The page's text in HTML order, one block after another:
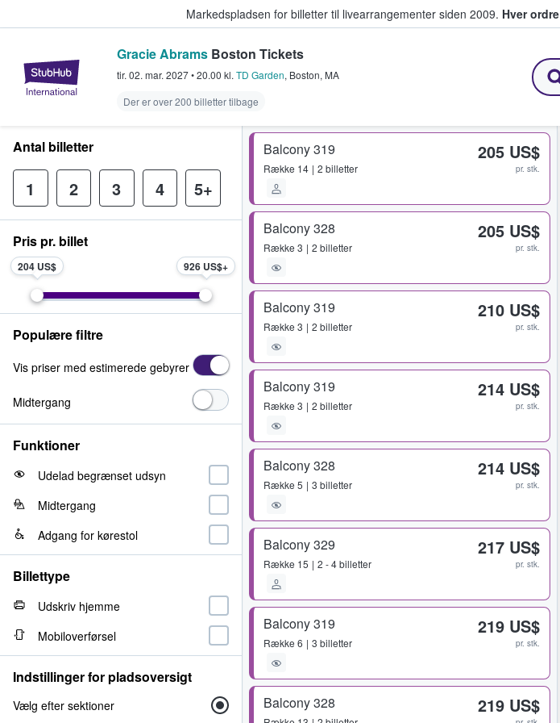
Markedspladsen for billetter til livearrangementer siden 2009. Hver
StubHub - Hvor fans køber og sælger billetter
Gracie Abrams Boston Tickets
tir. 02. mar. 2027•20.00 kl. TD Garden, Boston, MA
Der er over 200 billetter tilbage
Balcony 319
Række 14 2 billetter
205 US$
pr. stk.
Balcony 328
Række 3 2 billetter
205 US$
pr. stk.
Balcony 319
Række 3 2 billetter
210 US$
pr. stk.
Balcony 319
Række 3 2 billetter
214 US$
pr. stk.
Balcony 328
Række 5 3 billetter
214 US$
pr. stk.
Balcony 329
Række 15 2 - 4 billetter
217 US$
pr. stk.
Balcony 319
Række 6 3 billetter
219 US$
pr. stk.
Balcony 328 219 US$
Antal billetter
1 2 3 4 5+
Pris pr. billet
204 US$ 926 US$
Populære filtre
Vis priser med estimerede gebyrer
Midtergang
Funktioner
Udelad begrænset udsyn
Midtergang
Adgang for kørestol
Billettype
Udskriv hjemme
Mobiloverførsel
Indstillinger for pladsoversigt
Vælg efter sektioner